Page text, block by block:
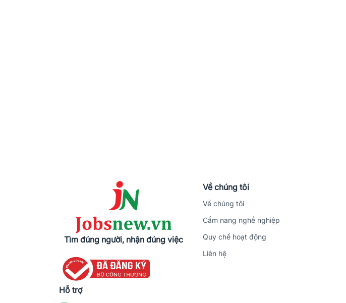
Tìm đúng người, nhận đúng việc
Hỗ trợ
Về chúng tôi
Về chúng tôi
Cẩm nang nghề nghiệp
Quy chế hoạt động
Liên hệ